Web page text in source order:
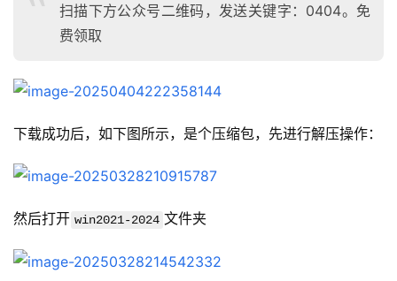
扫描下方公众号二维码，发送关键字：0404。免
费领取
下载成功后，如下图所示，是个压缩包，先进行解压操作：
然后打开 win2021-2024 文件夹